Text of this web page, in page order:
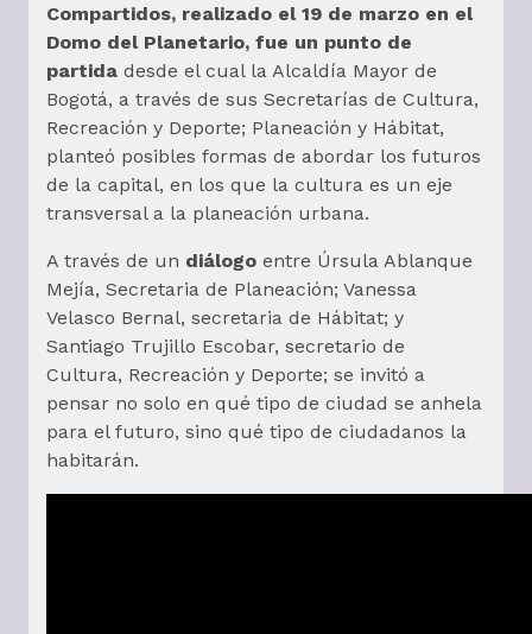
Compartidos, realizado el 19 de marzo en el
Domo del Planetario, fue un punto de
partida desde el cual la Alcaldía Mayor de
Bogotá, a través de sus Secretarías de Cultura,
Recreación y Deporte; Planeación y Hábitat,
planteó posibles formas de abordar los futuros
de la capital, en los que la cultura es un eje
transversal a la planeación urbana.
A través de un diálogo entre Úrsula Ablanque
Mejía, Secretaria de Planeación; Vanessa
Velasco Bernal, secretaria de Hábitat; y
Santiago Trujillo Escobar, secretario de
Cultura, Recreación y Deporte; se invitó a
pensar no solo en qué tipo de ciudad se anhela
para el futuro, sino qué tipo de ciudadanos la
habitarán.